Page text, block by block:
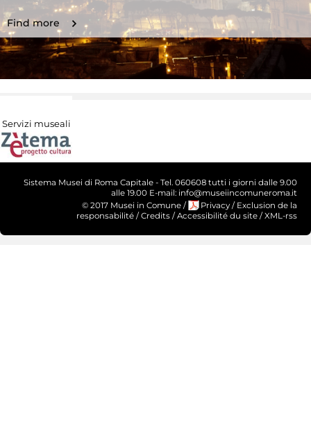
Find more
Servizi museali
Sistema Musei di Roma Capitale - Tel. 060608 tutti i giorni dalle 9.00
alle 19.00 E-mail: info@museiincomuneroma.it
© 2017 Musei in Comune / Privacy / Exclusion de la
responsabilité / Credits / Accessibilité du site / XML-rss